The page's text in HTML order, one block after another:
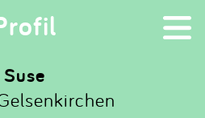
×
Suse